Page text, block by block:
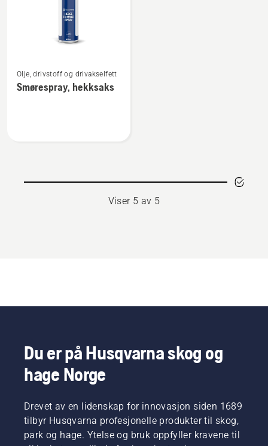
flere
detaljer
Olje, drivstoff og drivakselfett
Smørespray, hekksaks
Viser 5 av 5
Du er på Husqvarna skog og
hage Norge
Drevet av en lidenskap for innovasjon siden 1689
tilbyr Husqvarna profesjonelle produkter til skog,
park og hage. Ytelse og bruk oppfyller kravene til